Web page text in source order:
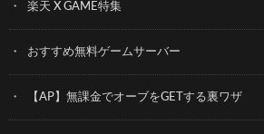
楽天 X GAME特集
おすすめ無料ゲームサーバー
【AP】無課金でオーブをGETする裏ワザ